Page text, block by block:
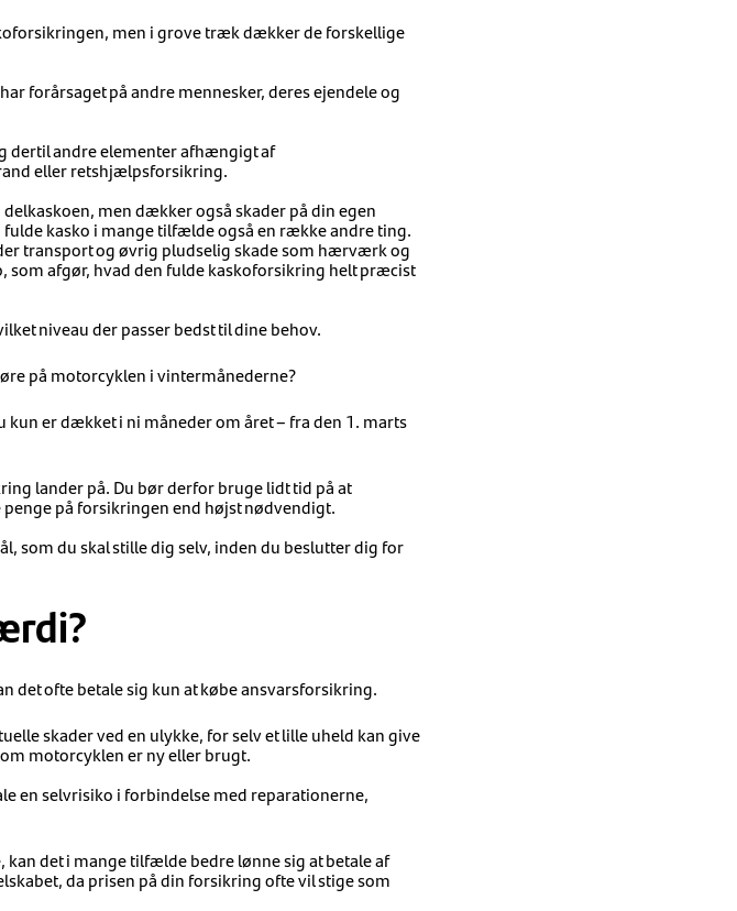
men i grove træk dækker de forskellige
forårsaget på andre mennesker, deres ejendele og
dertil andre elementer afhængigt af
eller retshjælpsforsikring.
men dækker også skader på din egen
kasko i mange tilfælde også en række andre ting.
transport og øvrig pludselig skade som hærværk og
afgør, hvad den fulde kaskoforsikring helt præcist
niveau der passer bedst til dine behov.
på motorcyklen i vintermånederne?
er dækket i ni måneder om året – fra den 1. marts
lander på. Du bør derfor bruge lidt tid på at
på forsikringen end højst nødvendigt.
som du skal stille dig selv, inden du beslutter dig for
det ofte betale sig kun at købe ansvarsforsikring.
skader ved en ulykke, for selv et lille uheld kan give
motorcyklen er ny eller brugt.
en selvrisiko i forbindelse med reparationerne,
det i mange tilfælde bedre lønne sig at betale af
da prisen på din forsikring ofte vil stige som